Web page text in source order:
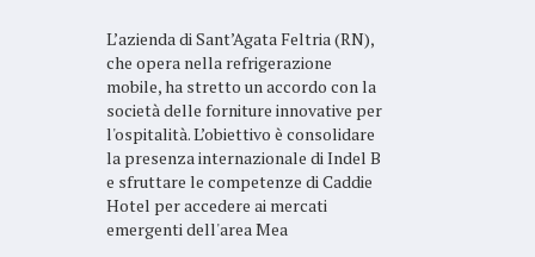
L’azienda di Sant’Agata Feltria (RN),
che opera nella refrigerazione
mobile, ha stretto un accordo con la
società delle forniture innovative per
l'ospitalità. L’obiettivo è consolidare
la presenza internazionale di Indel B
e sfruttare le competenze di Caddie
Hotel per accedere ai mercati
emergenti dell'area Mea